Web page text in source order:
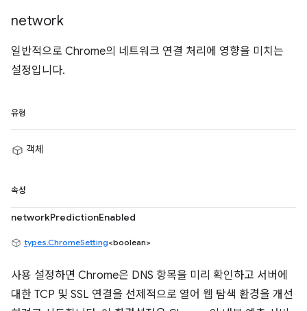
network
일반적으로 Chrome의 네트워크 연결 처리에 영향을 미치는
설정입니다.
유형
객체
속성
networkPredictionEnabled
types.ChromeSetting<boolean>
사용 설정하면 Chrome은 DNS 항목을 미리 확인하고 서버에
대한 TCP 및 SSL 연결을 선제적으로 열어 웹 탐색 환경을 개선